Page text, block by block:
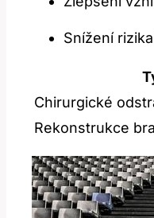
Snížení
Chirurgické
Rekonstrukce